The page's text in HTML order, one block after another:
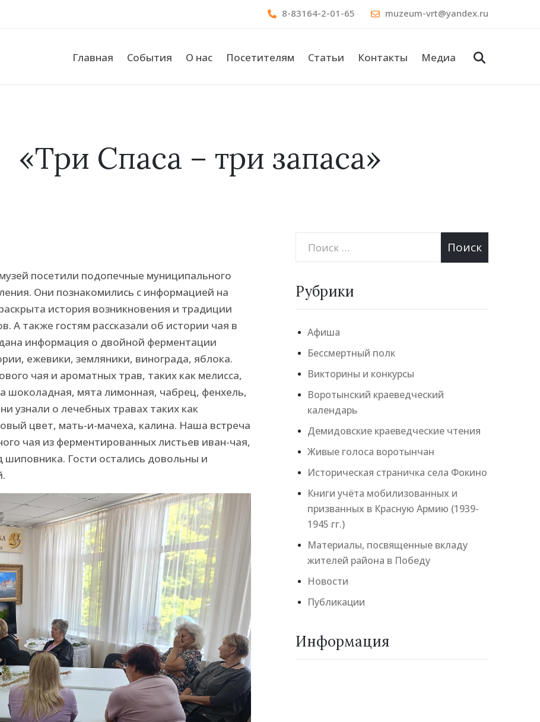
8-83164-2-01-65 muzeum-vrt@yandex.ru
Главная События О нас Посетителям Статьи Контакты Медиа
«Три Спаса – три запаса»
посетили подопечные муниципального
Они познакомились с информацией на
история возникновения и традиции
А также гостям рассказали об истории чая в
информация о двойной ферментации
ежевики, земляники, винограда, яблока.
чая и ароматных трав, таких как мелисса,
шоколадная, мята лимонная, чабрец, фенхель,
узнали о лечебных травах таких как
цвет, мать-и-мачеха, калина. Наша встреча
чая из ферментированных листьев иван-чая,
Гости остались довольны и
Рубрики
Афиша
Бессмертный полк
Викторины и конкурсы
Воротынский краеведческий
календарь
Демидовские краеведческие чтения
Живые голоса воротынчан
Историческая страничка села Фокино
Книги учёта мобилизованных и
призванных в Красную Армию (1939-
1945 гг.)
Материалы, посвященные вкладу
жителей района в Победу
Новости
Публикации
Информация